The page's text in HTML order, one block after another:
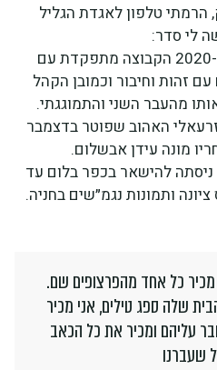
הרמתי טלפון לאגדת הגליל
לי סדר:
״בגדול, מעונת העלייה 2020-2021 הקבוצה מתפקדת עם
זהות וחיבור וכמובן הקהל
מהעבר השני והתמוגגתי.
מונה גוני יזרעאלי האהוב שפוטר בדצמבר
להישאר בכפר בלום עד
ותמונות נגמ״שים בחניה.
מכיר כל אחד מהפרצופים שם.
שלה ספג טילים, אני מכיר
עליהם ומכיר את כל הכאב
שעברנו